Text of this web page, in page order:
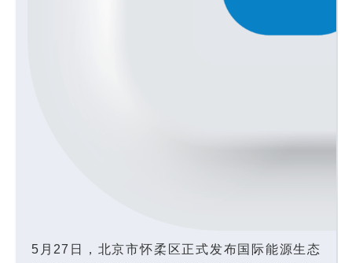
5月27日，北京市怀柔区正式发布国际能源生态